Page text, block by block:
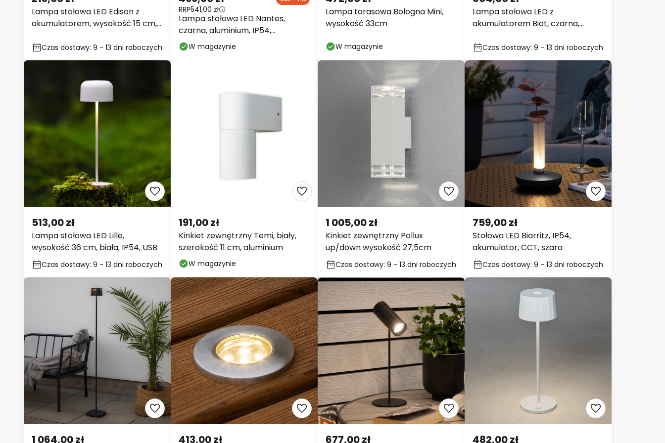
Lampa stołowa LED Edison z
Lampa stołowa LED Nantes,
499,00 zł
RRP541,00 zł
Lampa tarasowa Bologna Mini,
472,00 zł
Lampa stołowa LED z
wysokość 30 cm, IP54, USB
Czas dostawy: 9 - 13 dni
roboczych
Lampa stołowa LED Lille,
wysokość 36 cm, biała, IP54, USB
513,00 zł
Czas dostawy: 9 - 13 dni
Kinkiet zewnętrzny Temi, biały,
szerokość 11 cm, aluminium
191,00 zł
W magazynie
Kinkiet zewnętrzny Pollux
up/down wysokość 27,5cm
1 005,00 zł
Czas dostawy: 9 - 13 dni
roboczych
Stołowa LED Biarritz, IP54,
akumulator, CCT, szara
Czas dostawy: 9 - 13 dni